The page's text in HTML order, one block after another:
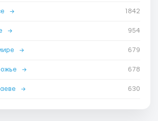
→ 1842
→ 954
→ 679
→ 678
→ 630